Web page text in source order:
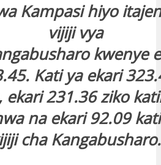
Kampasi hiyo
vijiji vya
kwenye
Kati ya ekari
ekari 231.36 ziko
na ekari 92.09
cha Kangabusharo.